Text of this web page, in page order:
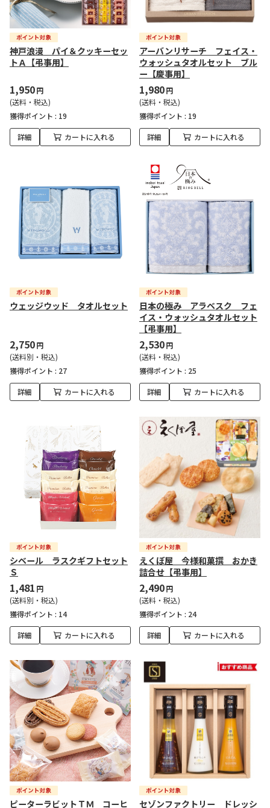
神戸浪漫 パイ＆クッキーセッ
トＡ【弔事用】
1,950円
(送料・税込)
獲得ポイント : 19
詳細 カートに入れる
アーバンリサーチ フェイス・
ウォッシュタオルセット ブル
ー【慶事用】
1,980円
(送料・税込)
獲得ポイント : 19
詳細 カートに入れる
ウェッジウッド タオルセット
2,750円
(送料別・税込)
獲得ポイント : 27
詳細 カートに入れる
日本の極み アラベスク フェ
イス・ウォッシュタオルセット
【弔事用】
2,530円
(送料・税込)
獲得ポイント : 25
詳細 カートに入れる
シベール ラスクギフトセット
Ｓ
1,481 円
(送料別・税込)
獲得ポイント : 14
詳細 カートに入れる
えくぼ屋 今様和菓撰 おかき
詰合せ【弔事用】
2,490円
(送料・税込)
獲得ポイント : 24
詳細 カートに入れる
ピーターラビットＴＭ コーヒ セゾンファクトリー ドレッシ